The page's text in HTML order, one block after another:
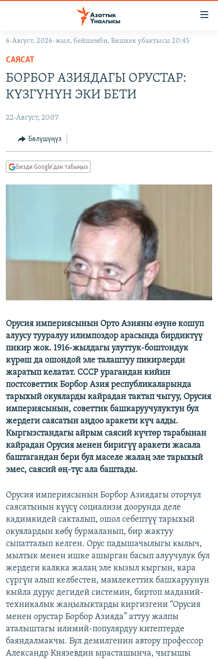
Навигацияга
өтүңүз
Издөөгө
салыңыз
ЭКОНОМИКА
МАДАНИЯТ
БОРБОР АЗИЯ
АТАЙЫН ИЛИКТӨӨ
ТВ ПРОГРАММАЛАР
ЭКСПЕРТТЕР ТАЛДАЙТ
ЫҢГАЙСЫЗ СУРООЛОР
ӨЗГӨЧӨ ПИКИР
ЭЕ/АРнун бардык сайттары
6-Август, 2026-жыл, бейшемби, Бишкек убактысы 20:45
САЯСАТ
БОРБОР АЗИЯДАГЫ ОРУСТАР:
КҮЗГҮНҮН ЭКИ БЕТИ
22-Август, 2007
Бөлүшүңүз
Бизди Google'дан табыңыз
Орусия империясынын Орто Азияны өзүнө кошуп
алуусу тууралуу илимпоздор арасында бирдиктүү
пикир жок. 1916-жылдагы улуттук-боштондук
күрөш да ошондой эле талаштуу пикирлерди
жаратып келатат. СССР урагандан кийин
постсоветтик Борбор Азия республикаларында
тарыхый окуяларды кайрадан тактап чыгуу, Орусия
империясынын, советтик башкаруучулуктун бул
жердеги саясатын аңдоо аракети күч алды.
Кыргызстандагы айрым саясий күчтөр тарабынан
кайрадан Орусия менен биригүү аракети жасала
баштагандан бери бул маселе жалаң эле тарыхый
эмес, саясий өң-түс ала баштады.
Орусия империясынын Борбор Азиядагы оторчул
саясатынын күүсү социализм доорунда деле
кадимкидей сакталып, ошол себептүү тарыхый
окуялардын көбү бурмаланып, бир жактуу
сыпатталып келген. Орус падышачылыгы кылыч,
мылтык менен ишке ашырган басып алуучулук бул
жердеги калкка жалаң эле кызыл кыргын, кара
сүргүн алып келбестен, мамлекеттик башкаруунун
кыйла дурус дегидей системин, биртоп маданий-
техникалык жаңылыктарды киргизгени “Орусия
менен орустар Борбор Азияда” аттуу жалпы
аталыштагы илимий-популярдуу китептерде
баяндалмакчы. Бул демилгенин автору профессор
Александр Князевдин ырасташынча, чыгышы